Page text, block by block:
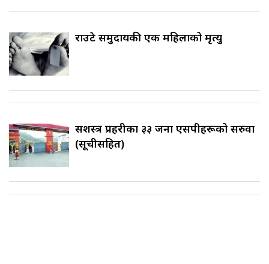
राउटे समुदायकी एक महिलाको मृत्यु
सशस्त्र प्रहरीका ३३ जना एसपीहरूको सरुवा
(सूचीसहित)